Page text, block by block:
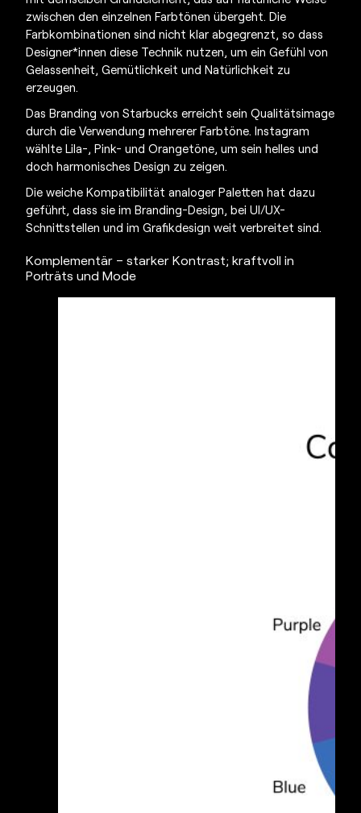
zwischen den einzelnen Farbtönen übergeht. Die
Farbkombinationen sind nicht klar abgegrenzt, so dass
Designer*innen diese Technik nutzen, um ein Gefühl von
Gelassenheit, Gemütlichkeit und Natürlichkeit zu
erzeugen.
Das Branding von Starbucks erreicht sein Qualitätsimage
durch die Verwendung mehrerer Farbtöne. Instagram
wählte Lila-, Pink- und Orangetöne, um sein helles und
doch harmonisches Design zu zeigen.
Die weiche Kompatibilität analoger Paletten hat dazu
geführt, dass sie im Branding-Design, bei UI/UX-
Schnittstellen und im Grafikdesign weit verbreitet sind.
Komplementär – starker Kontrast; kraftvoll in
Porträts und Mode